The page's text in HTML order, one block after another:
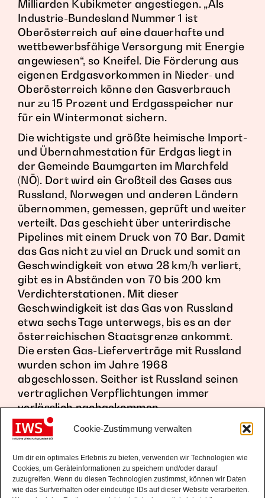
Cookie-Zustimmung verwalten
Um dir ein optimales Erlebnis zu bieten, verwenden wir Technologien wie
Cookies, um Geräteinformationen zu speichern und/oder darauf
zuzugreifen. Wenn du diesen Technologien zustimmst, können wir Daten
wie das Surfverhalten oder eindeutige IDs auf dieser Website verarbeiten.
Milliarden Kubikmeter angestiegen. „Als
Industrie-Bundesland Nummer 1 ist
Oberösterreich auf eine dauerhafte und
wettbewerbsfähige Versorgung mit Energie
angewiesen“, so Kneifel. Die Förderung aus
eigenen Erdgasvorkommen in Nieder- und
Oberösterreich könne den Gasverbrauch
nur zu 15 Prozent und Erdgasspeicher nur
für ein Wintermonat sichern.
Die wichtigste und größte heimische Import-
und Übernahmestation für Erdgas liegt in
der Gemeinde Baumgarten im Marchfeld
(NÖ). Dort wird ein Großteil des Gases aus
Russland, Norwegen und anderen Ländern
übernommen, gemessen, geprüft und weiter
verteilt. Das geschieht über unterirdische
Pipelines mit einem Druck von 70 Bar. Damit
das Gas nicht zu viel an Druck und somit an
Geschwindigkeit von etwa 28 km/h verliert,
gibt es in Abständen von 70 bis 200 km
Verdichterstationen. Mit dieser
Geschwindigkeit ist das Gas von Russland
etwa sechs Tage unterwegs, bis es an der
österreichischen Staatsgrenze ankommt.
Die ersten Gas-Lieferverträge mit Russland
wurden schon im Jahre 1968
abgeschlossen. Seither ist Russland seinen
vertraglichen Verpflichtungen immer
verlässlich nachgekommen.